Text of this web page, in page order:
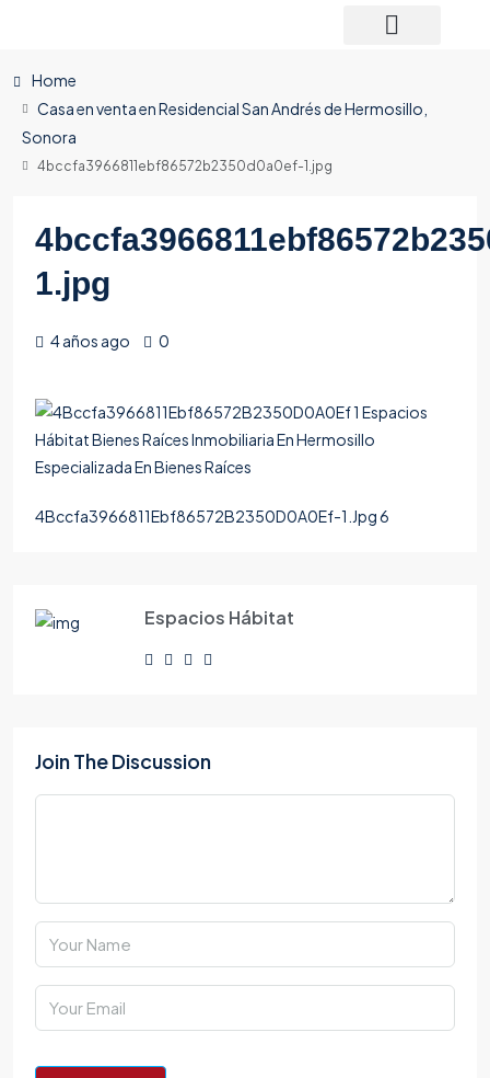
Home
Casa en venta en Residencial San Andrés de Hermosillo,
Sonora
4bccfa3966811ebf86572b2350d0a0ef-1.jpg
1.jpg
4 años ago 0
4Bccfa3966811Ebf86572B2350D0A0Ef-1.Jpg 6
Espacios Hábitat
Join The Discussion